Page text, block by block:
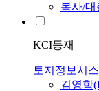
복사/대
KCI등재
토지정보시
김영학